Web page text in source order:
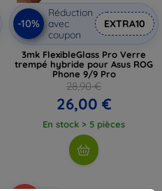
-10%
Réduction
avec
coupon
EXTRA10
3mk FlexibleGlass Pro Verre
trempé hybride pour Asus ROG
Phone 9/9 Pro
28,90 €
26,00 €
En stock > 5 pièces